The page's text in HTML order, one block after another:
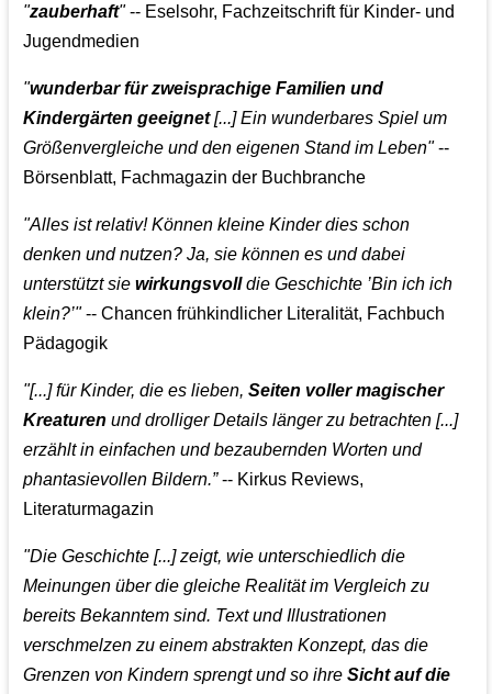
"zauberhaft"-- Eselsohr, Fachzeitschrift für Kinder- und
Jugendmedien
"wunderbar für zweisprachige Familien und
Kindergärten geeignet[...] Ein wunderbares Spiel um
Größenvergleiche und den eigenen Stand im Leben"--
Börsenblatt, Fachmagazin der Buchbranche
"Alles ist relativ! Können kleine Kinder dies schon
denken und nutzen? Ja, sie können es und dabei
unterstützt siewirkungsvolldie Geschichte ’Bin ich ich
klein?’"-- Chancen frühkindlicher Literalität, Fachbuch
Pädagogik
"[...] für Kinder, die es lieben,Seiten voller magischer
Kreaturen und drolliger Details länger zu betrachten [...]
erzählt in einfachen und bezaubernden Worten und
phantasievollen Bildern.”-- Kirkus Reviews,
Literaturmagazin
"Die Geschichte [...] zeigt, wie unterschiedlich die
Meinungen über die gleiche Realität im Vergleich zu
bereits Bekanntem sind. Text und Illustrationen
verschmelzen zu einem abstrakten Konzept, das die
Grenzen von Kindern sprengt und so ihreSicht auf die